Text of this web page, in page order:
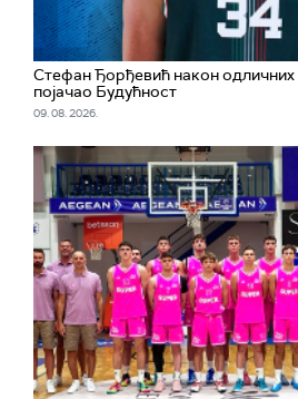
Стефан Ђорђевић након одличних
појачао Будућност
09. 08. 2026.